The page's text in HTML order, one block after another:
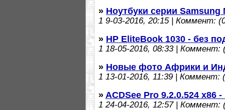
» Ноутбуки серии
1 9-03-2016, 20:15 | Коммент:
» HP EliteBook 1030 - без
1 18-05-2016, 08:33 | Коммент:
» Новые фото Африки и
1 13-01-2016, 11:39 | Коммент:
» ACDSee Pro 9.2.0.524
1 24-04-2016, 12:57 | Коммент: